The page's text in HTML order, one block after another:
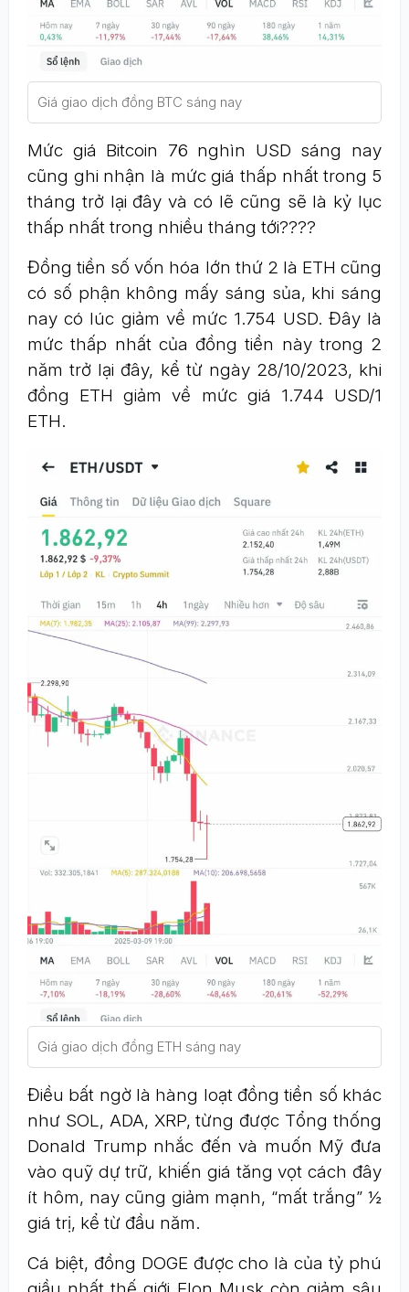
Giá giao dịch đồng BTC sáng nay
Mức giá Bitcoin 76 nghìn USD sáng nay
cũng ghi nhận là mức giá thấp nhất trong 5
tháng trở lại đây và có lẽ cũng sẽ là kỷ lục
thấp nhất trong nhiều tháng tới????
Đồng tiền số vốn hóa lớn thứ 2 là ETH cũng
có số phận không mấy sáng sủa, khi sáng
nay có lúc giảm về mức 1.754 USD. Đây là
mức thấp nhất của đồng tiền này trong 2
năm trở lại đây, kể từ ngày 28/10/2023, khi
đồng ETH giảm về mức giá 1.744 USD/1
ETH.
Giá giao dịch đồng ETH sáng nay
Điều bất ngờ là hàng loạt đồng tiền số khác
như SOL, ADA, XRP, từng được Tổng thống
Donald Trump nhắc đến và muốn Mỹ đưa
vào quỹ dự trữ, khiến giá tăng vọt cách đây
ít hôm, nay cũng giảm mạnh, “mất trắng” ½
giá trị, kể từ đầu năm.
Cá biệt, đồng DOGE được cho là của tỷ phú